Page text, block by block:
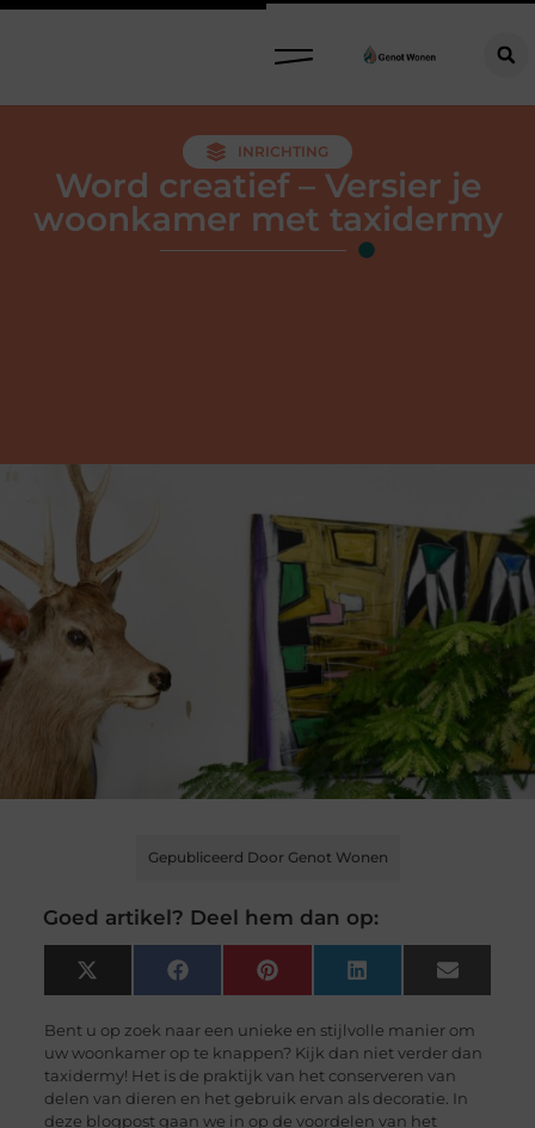
INRICHTING
Word creatief – Versier je
woonkamer met taxidermy
Gepubliceerd Door Genot Wonen
Goed artikel? Deel hem dan op:
X
(Twitter)
FacebookPinterest LinkedIn Email
Bent u op zoek naar een unieke en stijlvolle manier om
uw woonkamer op te knappen? Kijk dan niet verder dan
taxidermy! Het is de praktijk van het conserveren van
delen van dieren en het gebruik ervan als decoratie. In
deze blogpost gaan we in op de voordelen van het